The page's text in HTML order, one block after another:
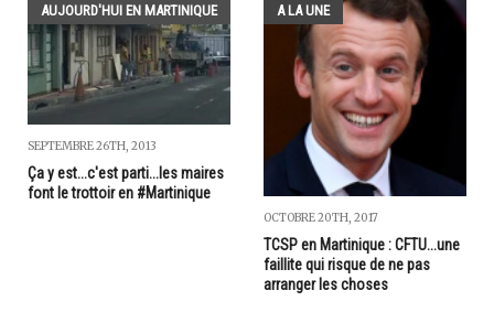
AUJOURD'HUI EN MARTINIQUE
SEPTEMBRE 26TH, 2013
Ça y est...c'est parti...les maires
font le trottoir en #Martinique
A LA UNE
OCTOBRE 20TH, 2017
TCSP en Martinique : CFTU...une
faillite qui risque de ne pas
arranger les choses